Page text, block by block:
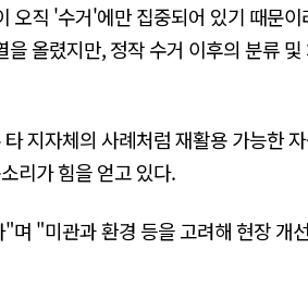
직 '수거'에만 집중되어 있기 때문이
올렸지만, 정작 수거 이후의 분류
지자체의 사례처럼 재활용 가능한
리가 힘을 얻고 있다.
"미관과 환경 등을 고려해 현장 개